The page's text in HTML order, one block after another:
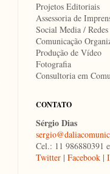
Projetos Editoriais
Assessoria de
Social Media /
Comunicação
Produção de Vídeo
Fotografia
Consultoria em
CONTATO
Sérgio Dias
Cel.: 11 986880391
Twitter | Facebook |